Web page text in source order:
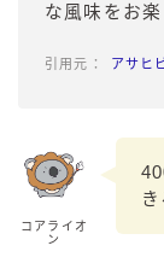
な風味をお楽
アサヒ
コアライオ
ン